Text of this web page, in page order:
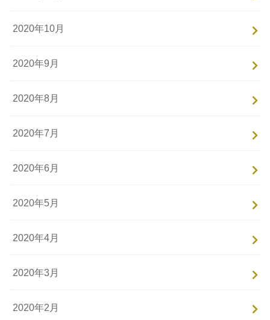
2020年10月
2020年9月
2020年8月
2020年7月
2020年6月
2020年5月
2020年4月
2020年3月
2020年2月